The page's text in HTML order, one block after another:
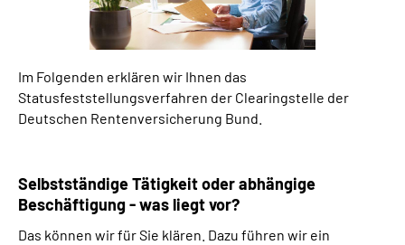
Im Folgenden erklären wir Ihnen das
Statusfeststellungsverfahren der Clearingstelle der
Deutschen Rentenversicherung Bund.
Selbstständige Tätigkeit oder abhängige
Beschäftigung - was liegt vor?
Das können wir für Sie klären. Dazu führen wir ein